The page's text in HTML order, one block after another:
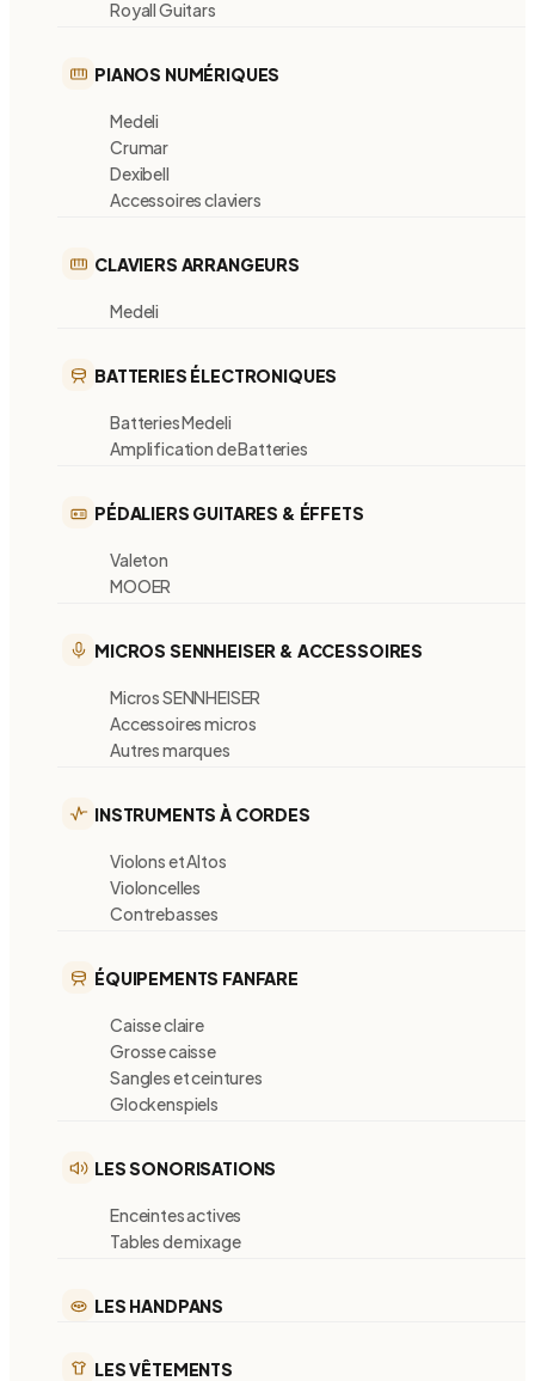
Royall Guitars
PIANOS NUMÉRIQUES
Medeli
Crumar
Dexibell
Accessoires claviers
CLAVIERS ARRANGEURS
Medeli
BATTERIES ÉLECTRONIQUES
Batteries Medeli
Amplification de Batteries
PÉDALIERS GUITARES & ÉFFETS
Valeton
MOOER
MICROS SENNHEISER & ACCESSOIRES
Micros SENNHEISER
Accessoires micros
Autres marques
INSTRUMENTS À CORDES
Violons et Altos
Violoncelles
Contrebasses
ÉQUIPEMENTS FANFARE
Caisse claire
Grosse caisse
Sangles et ceintures
Glockenspiels
LES SONORISATIONS
Enceintes actives
Tables de mixage
LES HANDPANS
LES VÊTEMENTS